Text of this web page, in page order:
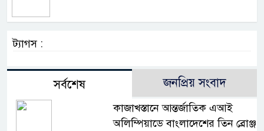
ট্যাগস :
সর্বশেষ জনপ্রিয় সংবাদ
কাজাখস্তানে আন্তর্জাতিক এআই
অলিম্পিয়াডে বাংলাদেশের তিন ব্রোঞ্জ